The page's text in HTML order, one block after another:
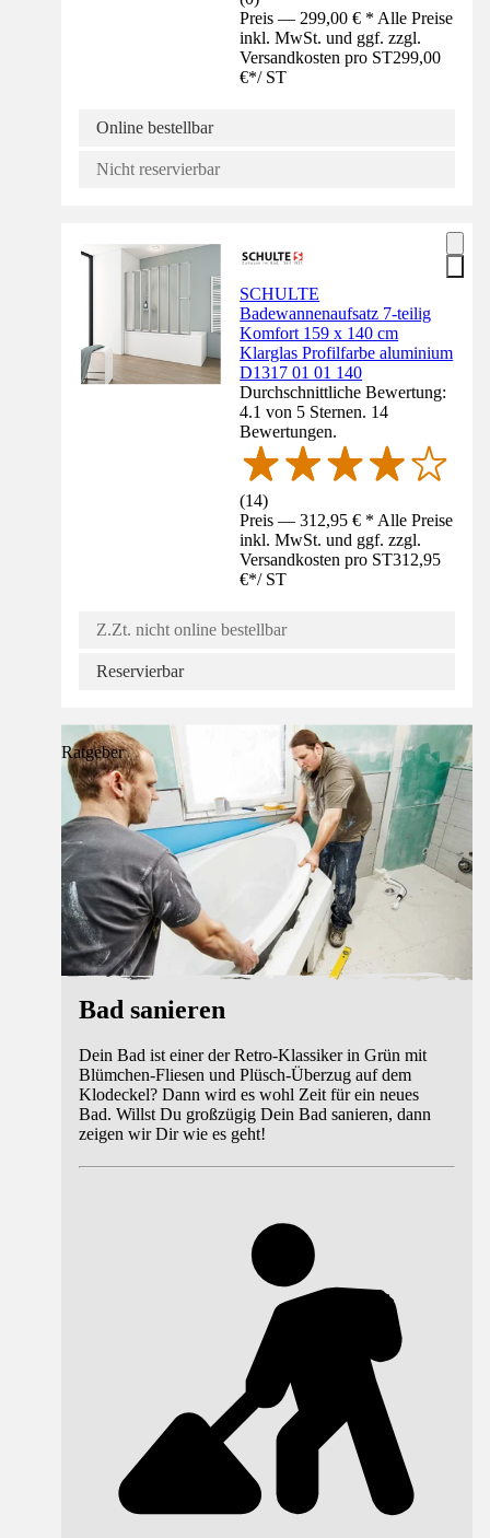
Preis — 299,00 € * Alle Preise
inkl. MwSt. und ggf. zzgl.
Versandkosten pro ST299,00
€*/ ST
Online bestellbar
Nicht reservierbar
SCHULTE
Badewannenaufsatz 7-teilig
Komfort 159 x 140 cm
Klarglas Profilfarbe aluminium
D1317 01 01 140
Durchschnittliche Bewertung:
4.1 von 5 Sternen. 14
Bewertungen.
(14)
Preis — 312,95 € * Alle Preise
inkl. MwSt. und ggf. zzgl.
Versandkosten pro ST312,95
€*/ ST
Z.Zt. nicht online bestellbar
Reservierbar
Ratgeber
Bad sanieren
Dein Bad ist einer der Retro-Klassiker in Grün mit
Blümchen-Fliesen und Plüsch-Überzug auf dem
Klodeckel? Dann wird es wohl Zeit für ein neues
Bad. Willst Du großzügig Dein Bad sanieren, dann
zeigen wir Dir wie es geht!